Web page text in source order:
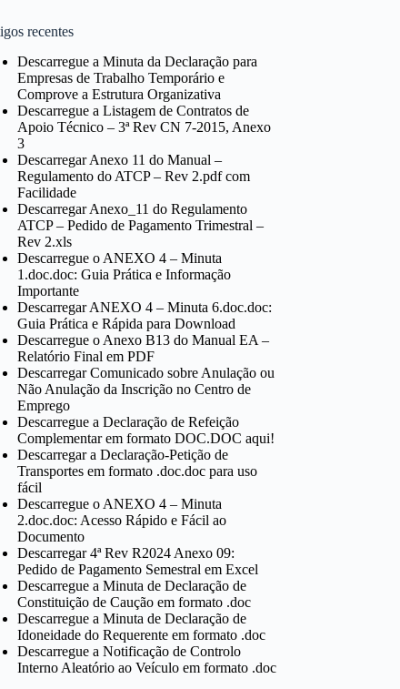
recentes
Descarregue a Minuta da Declaração para
Empresas de Trabalho Temporário e
Comprove a Estrutura Organizativa
Descarregue a Listagem de Contratos de
Apoio Técnico – 3ª Rev CN 7-2015, Anexo
3
Descarregar Anexo 11 do Manual –
Regulamento do ATCP – Rev 2.pdf com
Facilidade
Descarregar Anexo_11 do Regulamento
ATCP – Pedido de Pagamento Trimestral –
Rev 2.xls
Descarregue o ANEXO 4 – Minuta
1.doc.doc: Guia Prática e Informação
Importante
Descarregar ANEXO 4 – Minuta 6.doc.doc:
Guia Prática e Rápida para Download
Descarregue o Anexo B13 do Manual EA –
Relatório Final em PDF
Descarregar Comunicado sobre Anulação ou
Não Anulação da Inscrição no Centro de
Emprego
Descarregue a Declaração de Refeição
Complementar em formato DOC.DOC aqui!
Descarregar a Declaração-Petição de
Transportes em formato .doc.doc para uso
fácil
Descarregue o ANEXO 4 – Minuta
2.doc.doc: Acesso Rápido e Fácil ao
Documento
Descarregar 4ª Rev R2024 Anexo 09:
Pedido de Pagamento Semestral em Excel
Descarregue a Minuta de Declaração de
Constituição de Caução em formato .doc
Descarregue a Minuta de Declaração de
Idoneidade do Requerente em formato .doc
Descarregue a Notificação de Controlo
Interno Aleatório ao Veículo em formato .doc